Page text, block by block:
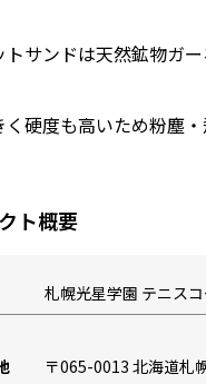
サンドは天然鉱物ガ
く硬度も高いため粉塵
ト概要
札幌光星学園 テニス
〒065-0013 北海道札